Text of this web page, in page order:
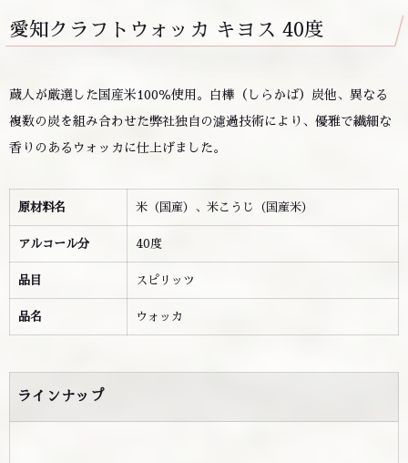
愛知クラフトウォッカ キヨス 40度
蔵人が厳選した国産米100％使用。白樺（しらかば）炭他、異なる
複数の炭を組み合わせた弊社独自の濾過技術により、優雅で繊細な
香りのあるウォッカに仕上げました。
原材料名 米（国産）、米こうじ（国産米）
アルコール分 40度
品目 スピリッツ
品名 ウォッカ
ラインナップ